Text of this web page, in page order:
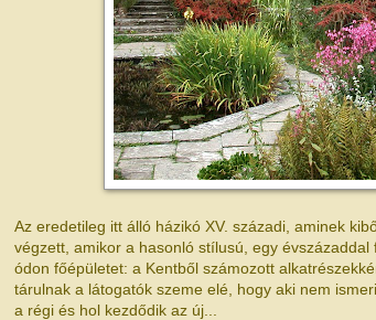
Az eredetileg itt álló házikó XV. századi, aminek
végzett, amikor a hasonló stílusú, egy
ódon főépületet: a Kentből számozott
tárulnak a látogatók szeme elé, hogy aki nem
a régi és hol kezdődik az új...